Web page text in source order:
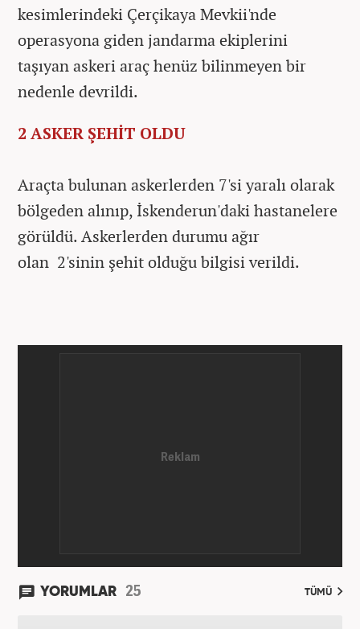
kesimlerindeki Çerçikaya Mevkii'nde
operasyona giden jandarma ekiplerini
taşıyan askeri araç henüz bilinmeyen bir
nedenle devrildi.
2 ASKER ŞEHİT OLDU
Araçta bulunan askerlerden 7'si yaralı olarak
bölgeden alınıp, İskenderun'daki hastanelere
görüldü. Askerlerden durumu ağır
olan 2'sinin şehit olduğu bilgisi verildi.
YORUMLAR 25 TÜMÜ